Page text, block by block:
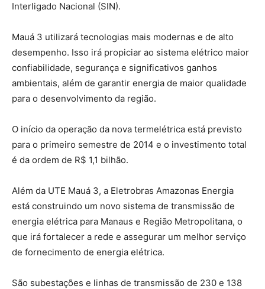
Interligado Nacional (SIN).
Mauá 3 utilizará tecnologias mais modernas e de alto
desempenho. Isso irá propiciar ao sistema elétrico maior
confiabilidade, segurança e significativos ganhos
ambientais, além de garantir energia de maior qualidade
para o desenvolvimento da região.
O início da operação da nova termelétrica está previsto
para o primeiro semestre de 2014 e o investimento total
é da ordem de R$ 1,1 bilhão.
Além da UTE Mauá 3, a Eletrobras Amazonas Energia
está construindo um novo sistema de transmissão de
energia elétrica para Manaus e Região Metropolitana, o
que irá fortalecer a rede e assegurar um melhor serviço
de fornecimento de energia elétrica.
São subestações e linhas de transmissão de 230 e 138